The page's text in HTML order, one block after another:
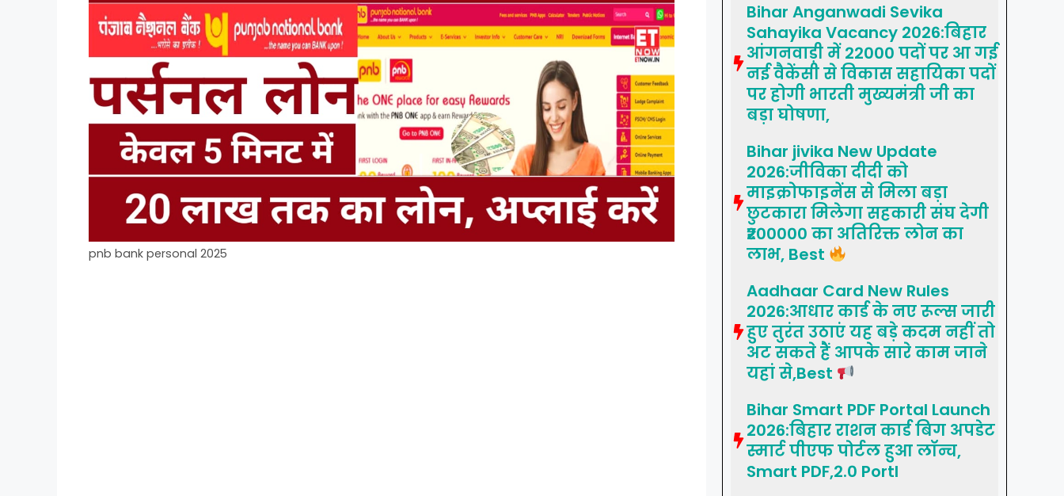
pnb bank personal 2025
Bihar Anganwadi Sevika
Sahayika Vacancy 2026:बिहार
आंगनवाड़ी में 22000 पदों पर आ गई
नई वैकेंसी से विकास सहायिका पदों
पर होगी भारती मुख्यमंत्री जी का
बड़ा घोषणा,
Bihar jivika New Update
2026:जीविका दीदी को
माइक्रोफाइनेंस से मिला बड़ा
छुटकारा मिलेगा सहकारी संघ देगी
₹200000 का अतिरिक्त लोन का
लाभ, Best
Aadhaar Card New Rules
2026:आधार कार्ड के नए रूल्स जारी
हुए तुरंत उठाएं यह बड़े कदम नहीं तो
अट सकते हैं आपके सारे काम जाने
यहां से,Best
Bihar Smart PDF Portal Launch
2026:बिहार राशन कार्ड बिग अपडेट
स्मार्ट पीएफ पोर्टल हुआ लॉन्च,
Smart PDF,2.0 Portl